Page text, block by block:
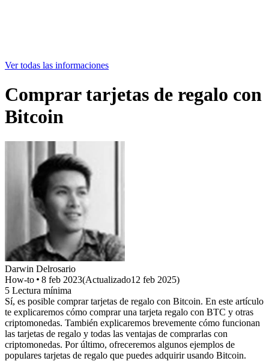
Ver todas las informaciones
Comprar tarjetas de regalo con
Bitcoin
Darwin Delrosario
How-to
8 feb 2023(Actualizado12 feb 2025)
5 Lectura mínima
Sí, es posible comprar tarjetas de regalo con Bitcoin. En este artículo
te explicaremos cómo comprar una tarjeta regalo con BTC y otras
criptomonedas. También explicaremos brevemente cómo funcionan
las tarjetas de regalo y todas las ventajas de comprarlas con
criptomonedas. Por último, ofreceremos algunos ejemplos de
populares tarjetas de regalo que puedes adquirir usando Bitcoin.